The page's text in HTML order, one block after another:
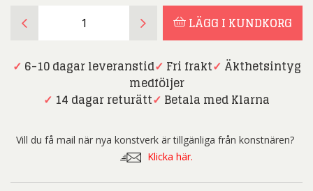
-
mängd
LÄGG I KUNDKORG
✓ 6-10 dagar leveranstid✓ Fri frakt✓ Äkthetsintyg
medföljer
✓ 14 dagar returätt✓ Betala med Klarna
Vill du få mail när nya konstverk är tillgänliga från konstnären?
Klicka här.